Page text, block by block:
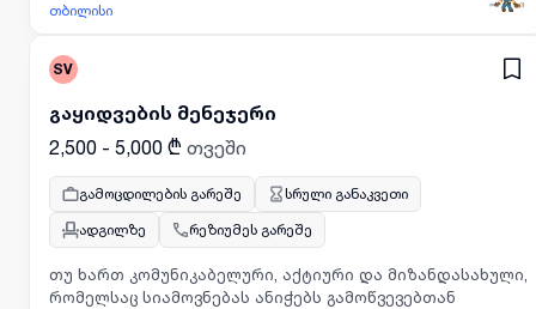
თბილისი
SV
გაყიდვების მენეჯერი
2,500 - 5,000 ₾ თვეში
გამოცდილების გარეშე
სრული განაკვეთი
ადგილზე
რეზიუმეს გარეშე
თუ ხართ კომუნიკაბელური, აქტიური და მიზანდასახული,
რომელსაც სიამოვნებას ანიჭებს გამოწვევებთან